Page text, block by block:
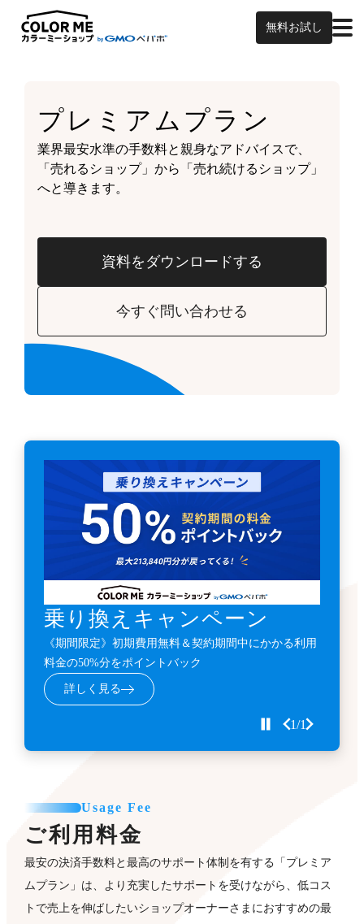
無料お試し
プレミアムプラン
業界最安水準の手数料と親身なアドバイスで、
「売れるショップ」から「売れ続けるショップ」
へと導きます。
資料をダウンロードする
今すぐ問い合わせる
乗り換えキャンペーン
《期間限定》初期費用無料＆契約期間中にかかる利用
料金の50%分をポイントバック
詳しく見る
1/1
Usage Fee
ご利用料金
最安の決済手数料と最高のサポート体制を有する「プレミア
ムプラン」は、より充実したサポートを受けながら、低コス
トで売上を伸ばしたいショップオーナーさまにおすすめの最